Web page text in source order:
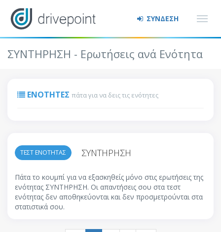
ΣΥΝΔΕΣΗ
ΣΥΝΤΗΡΗΣΗ - Ερωτήσεις ανά Ενότητα
ΕΝΌΤΗΤΕΣ πάτα για να δεις τις ενότητες
ΤΕΣΤ ΕΝΟΤΗΤΑΣ ΣΥΝΤΗΡΗΣΗ
Πάτα το κουμπί για να εξασκηθείς μόνο στις ερωτήσεις της
ενότητας ΣΥΝΤΗΡΗΣΗ. Οι απαντήσεις σου στα τεστ
ενότητας δεν αποθηκεύονται και δεν προσμετρούνται στα
στατιστικά σου.